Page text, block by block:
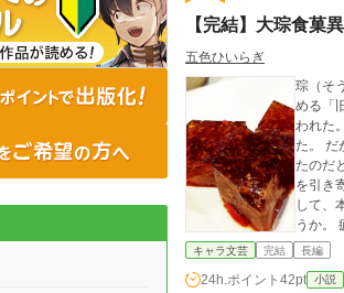
【完結】大琮食菓
五色ひいらぎ
琮（そ
める「旧律派」と
われた
た。 だ
たのだ
を引き
して、本当にそうだろうか？
うか。
記録官
に。 北宋風架空王朝が舞台の倒叙ミステリーです。 作中名詞は、主要3人の綽名（杏杏/桃桃/小青）を除き、基本
キャラ文芸 完結 長編
24h.ポイント 42pt 小説